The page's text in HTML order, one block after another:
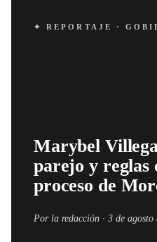
✦ REPORTAJE ·
Marybel
parejo y reglas
proceso de
Por la redacción · 3 de agosto